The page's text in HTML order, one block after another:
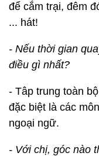
để cắm trại, đêm
... hát!
- Nếu thời gian
điều gì nhất?
- Tâp trung toàn
đặc biệt là các
ngoại ngữ.
- Với chị, góc nào